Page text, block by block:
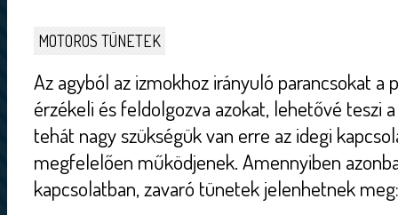
MOTOROS TÜNETEK
Az agyból az izmokhoz irányuló parancsokat a
érzékeli és feldolgozva azokat, lehetővé teszi
tehát nagy szükségük van erre az idegi
megfelelően működjenek. Amennyiben
kapcsolatban, zavaró tünetek jelenhetnek meg: